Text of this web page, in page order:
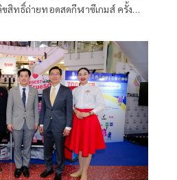
ขสิทธิ์ถ่ายทอดสดกีฬาซีเกมส์ ครั้งที่
ONE 31 ร่วมด้วยในระบบ OTT